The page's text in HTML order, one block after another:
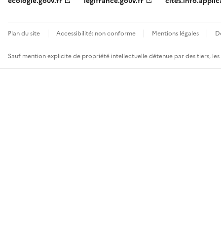
Plan du site Accessibilité: non conforme Mentions légales
Sauf mention explicite de propriété intellectuelle détenue par des tiers,